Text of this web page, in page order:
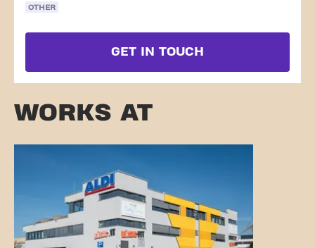
OTHER
GET IN TOUCH
WORKS AT